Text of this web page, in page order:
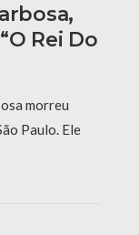
Rei Do
morreu
Paulo. Ele